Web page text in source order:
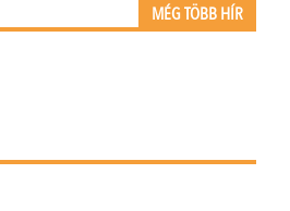
MÉG TÖBB HÍR